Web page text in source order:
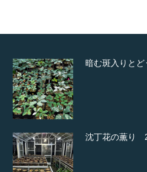
暗む斑入りと
沈丁花の薫り